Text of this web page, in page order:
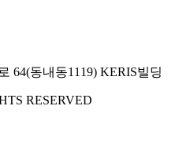
64(동내동1119) KERIS빌딩
RESERVED